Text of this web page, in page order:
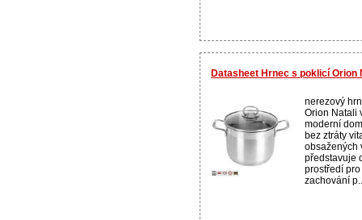
Datasheet Hrnec s poklicí Orion
nerezový
Orion Natali
moderní
bez ztráty
obsažených
představuje
prostředí
zachování